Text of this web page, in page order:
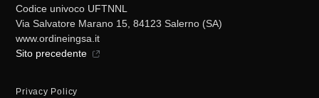
Codice univoco UFTNNL
Via Salvatore Marano 15, 84123 Salerno (SA)
www.ordineingsa.it
Sito precedente
Privacy Policy